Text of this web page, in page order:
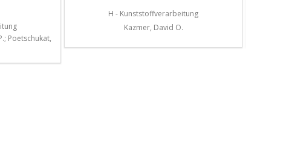
Poetschukat,
H - Kunststoffverarbeitung
Kazmer, David O.